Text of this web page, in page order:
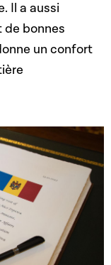
Il a aussi
de bonnes
un confort